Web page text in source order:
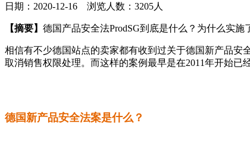
日期：2020-12-16 浏览人数：3205人
【摘要】 德国产品安全法ProdSG到底是什么？为什么实
相信有不少德国站点的卖家都有收到过关于德国新产品安
取消销售权限处理。而这样的案例最早是在2011年开始已
德国新产品安全法案是什么？